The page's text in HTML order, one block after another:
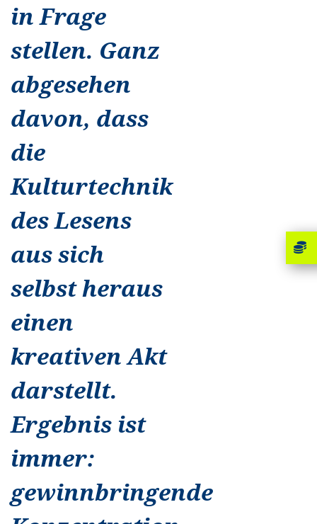
in Frage
stellen. Ganz
abgesehen
davon, dass
die
Kulturtechnik
des Lesens
aus sich
selbst heraus
einen
kreativen Akt
darstellt.
Ergebnis ist
immer:
gewinnbringende